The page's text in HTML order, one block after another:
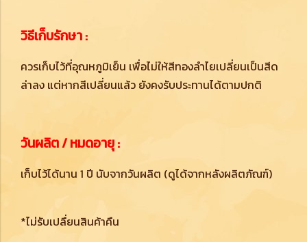
วิธีเก็บรักษา :
ควรเก็บไว้ที่อุณหภูมิเย็น เพื่อไม่ให้สีทองลำไยเปลี่ยนเป็นสีด
ล่าลง แต่หากสีเปลี่ยนแล้ว ยังคงรับประทานได้ตามปกติ
วันผลิต / หมดอายุ :
เก็บไว้ได้นาน 1 ปี นับจากวันผลิต (ดูได้จากหลังผลิตภัณฑ์)
*ไม่รับเปลื่ยนสินค้าคืน